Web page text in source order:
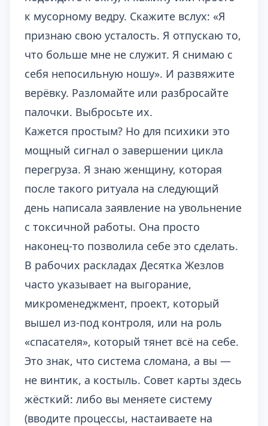
к мусорному ведру. Скажите вслух: «Я
признаю свою усталость. Я отпускаю то,
что больше мне не служит. Я снимаю с
себя непосильную ношу». И развяжите
верёвку. Разломайте или разбросайте
палочки. Выбросьте их.
Кажется простым? Но для психики это
мощный сигнал о завершении цикла
перегруза. Я знаю женщину, которая
после такого ритуала на следующий
день написала заявление на увольнение
с токсичной работы. Она просто
наконец-то позволила себе это сделать.
В рабочих раскладах Десятка Жезлов
часто указывает на выгорание,
микроменеджмент, проект, который
вышел из-под контроля, или на роль
«спасателя», который тянет всё на себе.
Это знак, что система сломана, а вы —
не винтик, а костыль. Совет карты здесь
жёсткий: либо вы меняете систему
(вводите процессы, настаиваете на